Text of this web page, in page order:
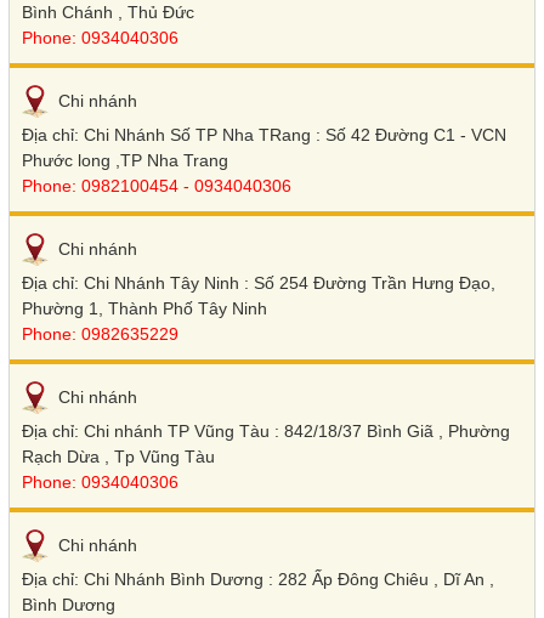
Bình Chánh , Thủ Đức
Phone: 0934040306
Chi nhánh
Địa chỉ: Chi Nhánh Số TP Nha TRang : Số 42 Đường C1 - VCN
Phước long ,TP Nha Trang
Phone: 0982100454 - 0934040306
Chi nhánh
Địa chỉ: Chi Nhánh Tây Ninh : Số 254 Đường Trần Hưng Đạo,
Phường 1, Thành Phố Tây Ninh
Phone: 0982635229
Chi nhánh
Địa chỉ: Chi nhánh TP Vũng Tàu : 842/18/37 Bình Giã , Phường
Rạch Dừa , Tp Vũng Tàu
Phone: 0934040306
Chi nhánh
Địa chỉ: Chi Nhánh Bình Dương : 282 Ấp Đông Chiêu , Dĩ An ,
Bình Dương